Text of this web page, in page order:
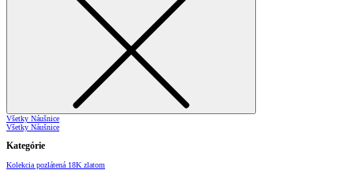
Všetky Náušnice
Všetky Náušnice
Kategórie
Kolekcia pozlátená 18K zlatom